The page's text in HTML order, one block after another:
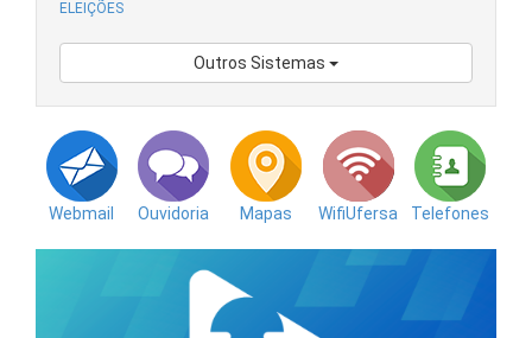
ELEIÇÕES
Outros Sistemas
Webmail Ouvidoria Mapas WifiUfersa Telefones